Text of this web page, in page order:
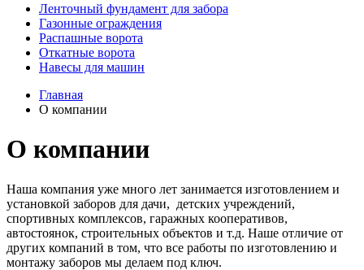
Ленточный фундамент для забора
Газонные ограждения
Распашные ворота
Откатные ворота
Навесы для машин
Главная
О компании
О компании
Наша компания уже много лет занимается изготовлением и
установкой заборов для дачи, детских учреждений,
спортивных комплексов, гаражных кооперативов,
автостоянок, строительных объектов и т.д. Наше отличие от
других компаний в том, что все работы по изготовлению и
монтажу заборов мы делаем под ключ.